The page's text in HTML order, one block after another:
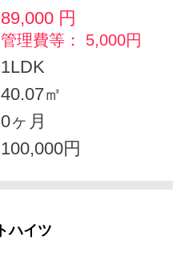
89,000 円
管理費等： 5,000円
1LDK
40.07㎡
0ヶ月
100,000円
ハイツ